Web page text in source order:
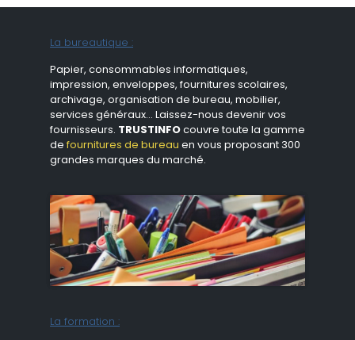
La bureautique :
Papier, consommables informatiques,
impression, enveloppes, fournitures scolaires,
archivage, organisation de bureau, mobilier,
services généraux… Laissez-nous devenir vos
fournisseurs. TRUSTINFOcouvre toute la gamme
defournitures de bureau en vous proposant 300
grandes marques du marché.
La formation :